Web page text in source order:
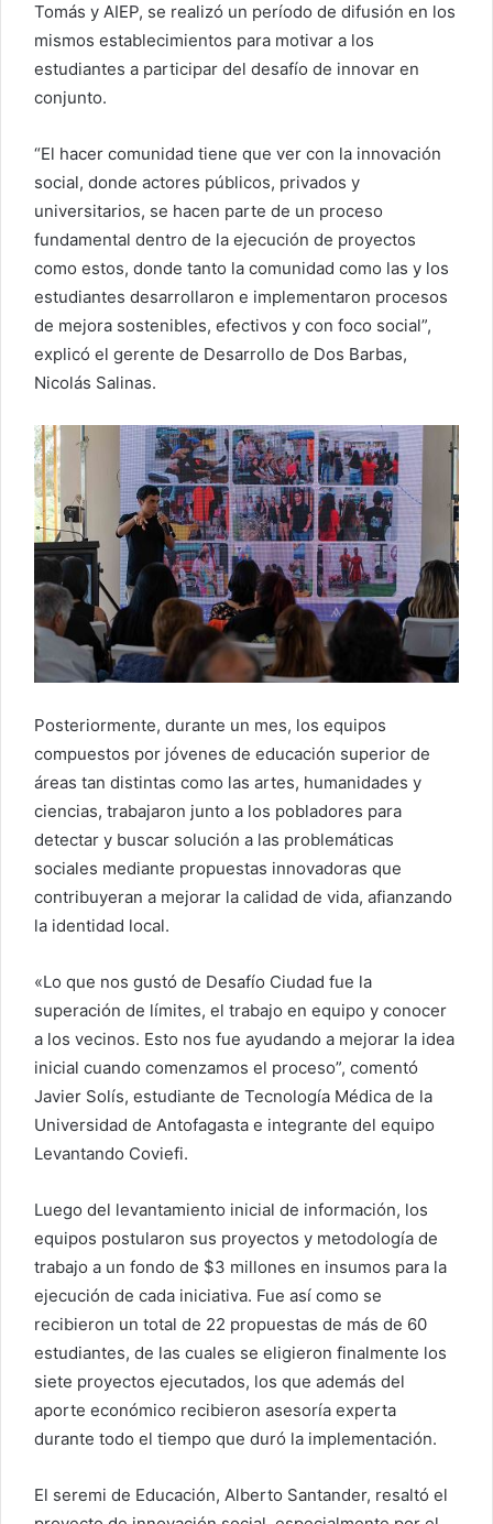
Tomás y AIEP, se realizó un período de difusión en los
mismos establecimientos para motivar a los
estudiantes a participar del desafío de innovar en
conjunto.
“El hacer comunidad tiene que ver con la innovación
social, donde actores públicos, privados y
universitarios, se hacen parte de un proceso
fundamental dentro de la ejecución de proyectos
como estos, donde tanto la comunidad como las y los
estudiantes desarrollaron e implementaron procesos
de mejora sostenibles, efectivos y con foco social”,
explicó el gerente de Desarrollo de Dos Barbas,
Nicolás Salinas.
Posteriormente, durante un mes, los equipos
compuestos por jóvenes de educación superior de
áreas tan distintas como las artes, humanidades y
ciencias, trabajaron junto a los pobladores para
detectar y buscar solución a las problemáticas
sociales mediante propuestas innovadoras que
contribuyeran a mejorar la calidad de vida, afianzando
la identidad local.
«Lo que nos gustó de Desafío Ciudad fue la
superación de límites, el trabajo en equipo y conocer
a los vecinos. Esto nos fue ayudando a mejorar la idea
inicial cuando comenzamos el proceso”, comentó
Javier Solís, estudiante de Tecnología Médica de la
Universidad de Antofagasta e integrante del equipo
Levantando Coviefi.
Luego del levantamiento inicial de información, los
equipos postularon sus proyectos y metodología de
trabajo a un fondo de $3 millones en insumos para la
ejecución de cada iniciativa. Fue así como se
recibieron un total de 22 propuestas de más de 60
estudiantes, de las cuales se eligieron finalmente los
siete proyectos ejecutados, los que además del
aporte económico recibieron asesoría experta
durante todo el tiempo que duró la implementación.
El seremi de Educación, Alberto Santander, resaltó el